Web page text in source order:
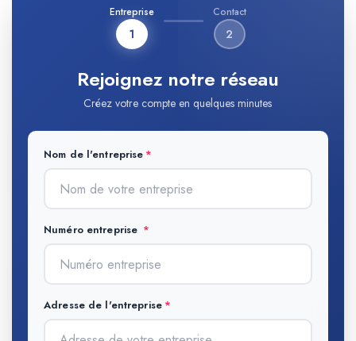
Entreprise
1
Contact
2
Rejoignez notre réseau
Créez votre compte en quelques minutes
Nom de l'entreprise
Numéro entreprise
Adresse de l'entreprise